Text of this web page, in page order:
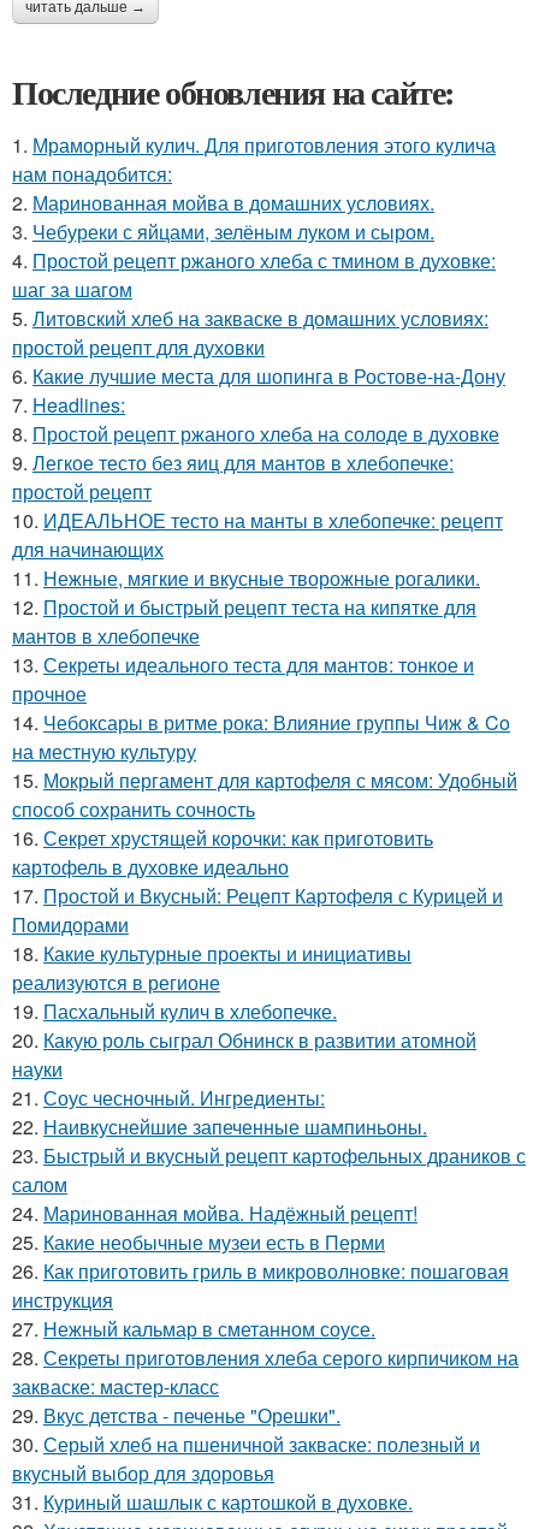
читать дальше →
Последние обновления на сайте:
1. Мраморный кулич. Для приготовления этого кулича
нам понадобится:
2. Маринованная мойва в домашних условиях.
3. Чебуреки с яйцами, зелёным луком и сыром.
4. Простой рецепт ржаного хлеба с тмином в духовке:
шаг за шагом
5. Литовский хлеб на закваске в домашних условиях:
простой рецепт для духовки
6. Какие лучшие места для шопинга в Ростове-на-Дону
7. Headlines:
8. Простой рецепт ржаного хлеба на солоде в духовке
9. Легкое тесто без яиц для мантов в хлебопечке:
простой рецепт
10. ИДЕАЛЬНОЕ тесто на манты в хлебопечке: рецепт
для начинающих
11. Нежные, мягкие и вкусные творожные рогалики.
12. Простой и быстрый рецепт теста на кипятке для
мантов в хлебопечке
13. Секреты идеального теста для мантов: тонкое и
прочное
14. Чебоксары в ритме рока: Влияние группы Чиж & Co
на местную культуру
15. Мокрый пергамент для картофеля с мясом: Удобный
способ сохранить сочность
16. Секрет хрустящей корочки: как приготовить
картофель в духовке идеально
17. Простой и Вкусный: Рецепт Картофеля с Курицей и
Помидорами
18. Какие культурные проекты и инициативы
реализуются в регионе
19. Пасхальный кулич в хлебопечке.
20. Какую роль сыграл Обнинск в развитии атомной
науки
21. Соус чесночный. Ингредиенты:
22. Наивкуснейшие запеченные шампиньоны.
23. Быстрый и вкусный рецепт картофельных драников с
салом
24. Маринованная мойва. Надёжный рецепт!
25. Какие необычные музеи есть в Перми
26. Как приготовить гриль в микроволновке: пошаговая
инструкция
27. Нежный кальмар в сметанном соусе.
28. Секреты приготовления хлеба серого кирпичиком на
закваске: мастер-класс
29. Вкус детства - печенье "Орешки".
30. Серый хлеб на пшеничной закваске: полезный и
вкусный выбор для здоровья
31. Куриный шашлык с картошкой в духовке.